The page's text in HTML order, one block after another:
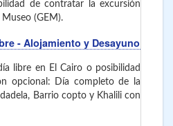
de contratar la excursión
(GEM).
- Alojamiento y Desayuno
libre en El Cairo o posibilidad
opcional: Día completo de la
Barrio copto y Khalili con